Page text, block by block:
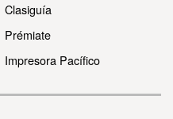
Clasiguía
Prémiate
Impresora Pacífico